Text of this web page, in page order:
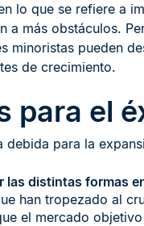
lo que se refiere a
a más obstáculos.
minoristas pueden
de crecimiento.
para el
debida para la
las distintas formas
han tropezado al
el mercado